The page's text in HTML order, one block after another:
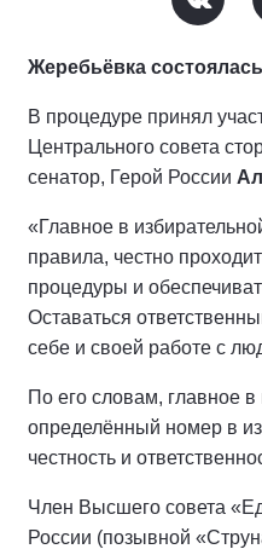
Жеребьёвка
В процедуре принял
Центрального совета
сенатор, Герой России
«Главное в
правила, честно
процедуры и
Оставаться
себе и своей работе с
По его словам, главное
определённый номер в
честность и
Член Высшего совета
России (позывной